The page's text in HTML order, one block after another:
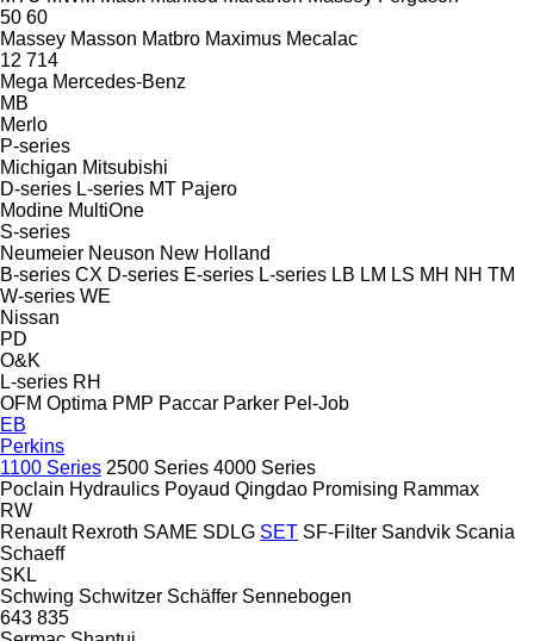
50 60
Massey Masson Matbro Maximus Mecalac
12 714
Mega Mercedes-Benz
MB
Merlo
P-series
Michigan Mitsubishi
D-series L-series MT Pajero
Modine MultiOne
S-series
Neumeier Neuson New Holland
B-series CX D-series E-series L-series LB LM LS MH NH TM
W-series WE
Nissan
PD
O&K
L-series RH
OFM Optima PMP Paccar Parker Pel-Job
EB
Perkins
1100 Series 2500 Series 4000 Series
Poclain Hydraulics Poyaud Qingdao Promising Rammax
RW
Renault Rexroth SAME SDLG SET SF-Filter Sandvik Scania
Schaeff
SKL
Schwing Schwitzer Schäffer Sennebogen
643 835